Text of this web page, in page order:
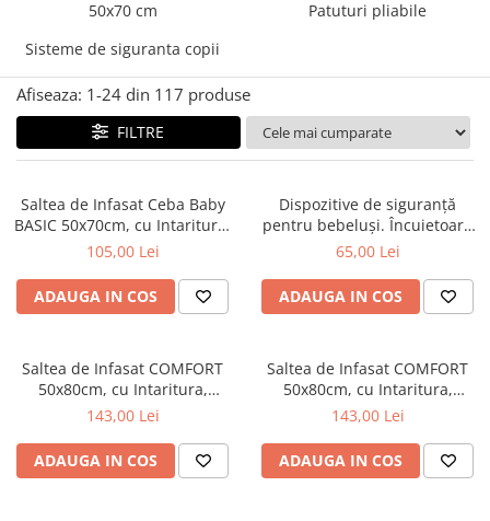
Olite tip scaunel simple
Reductoare antiderapante
Reductoare moi
Seturi cadite 86 cm
Seturi cadite 92 cm
Seturi cadite anatomice
Suporti anatomici plastic
Suporti anatomici textili
Suporti metalici cadite
Mese de infasat pliabile
Mese de infasat Ultra Light 50x70
Patuturi pliabile
Sisteme de siguranta copii
Tampoane postnatale
Tampoane si protectii silicon
50x70 cm
Patuturi pliabile
Sisteme de siguranta copii
Afiseaza: 1-24 din 117 produse
FILTRE
Saltea de Infasat Ceba Baby
BASIC 50x70cm, cu Intaritura,
Grosime 2cm, Sistem Anti-
734
105,00 Lei
ADAUGA IN COS
Dispozitive de siguranță
pentru bebeluși. Încuietoare
magnetică pentru mobilă, 4
65,00 Lei
ADAUGA IN COS
Saltea de Infasat COMFORT
50x80cm, cu Intaritura,
Grosime 3cm, Sistem Anti-
212-000-754
143,00 Lei
ADAUGA IN COS
Saltea de Infasat COMFORT
50x80cm, cu Intaritura,
Grosime 3cm, Sistem Anti-
734
143,00 Lei
ADAUGA IN COS